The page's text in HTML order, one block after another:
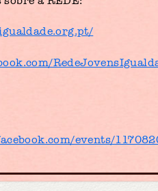
events/